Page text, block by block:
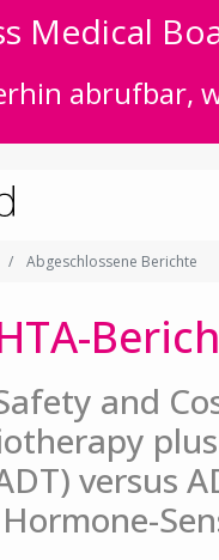
Medical
abrufbar,
Abgeschlossene Berichte
and
versus